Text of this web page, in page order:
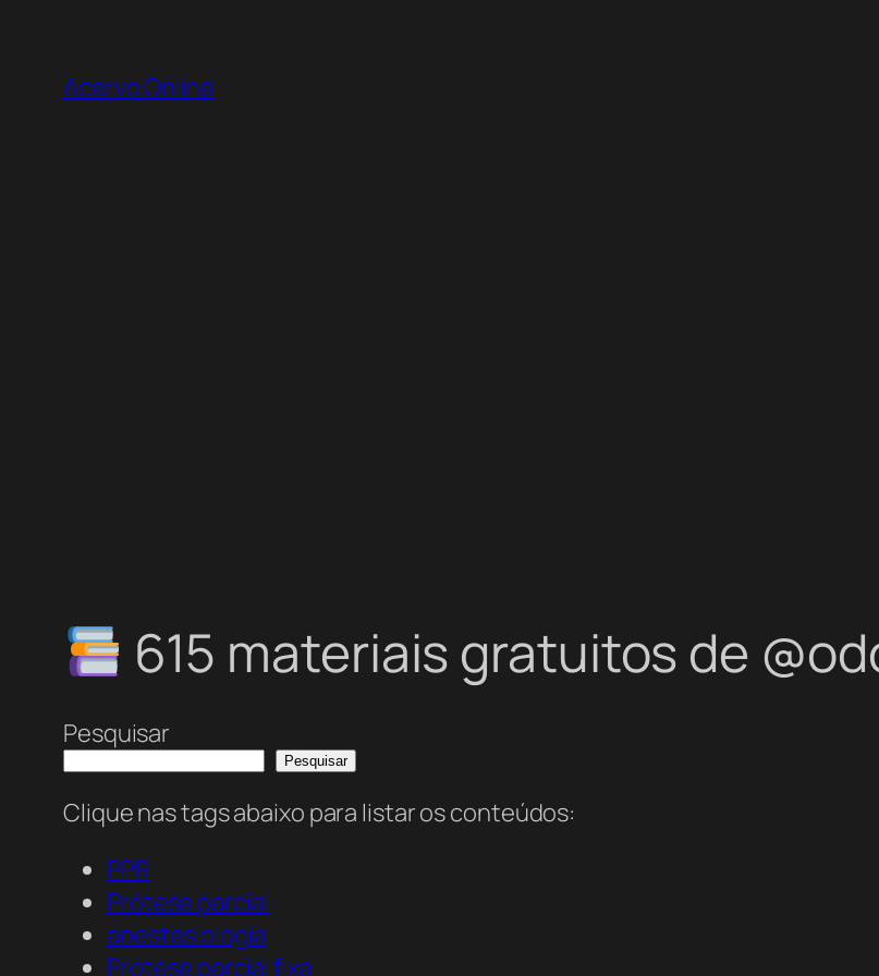
Acervo Online
615 materiais gratuitos de
Pesquisar
Pesquisar
Clique nas tags abaixo para listar os conteúdos:
PPR
Prótese parcial
anestesiologia
Prótese parcial fixa